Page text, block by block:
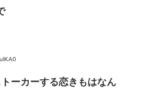
ーカーする恋きもはなん